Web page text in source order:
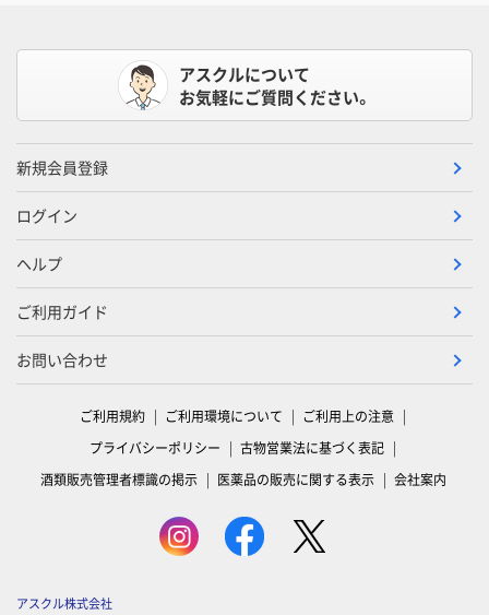
アスクルについて
お気軽にご質問ください。
新規会員登録
ログイン
ヘルプ
ご利用ガイド
お問い合わせ
ご利用規約 ご利用環境について
ご利用上の注意
プライバシーポリシー
古物営業法に基づく表記
酒類販売管理者標識の掲示
医薬品の販売に関する表示 会社案内
アスクル株式会社